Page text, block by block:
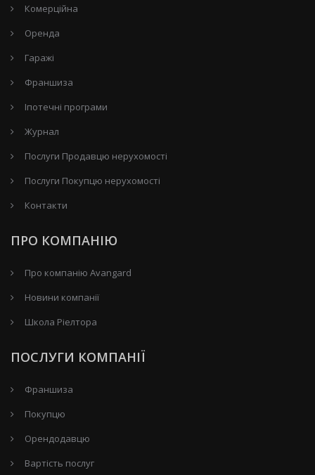
Комерційна
Оренда
Гаражі
Франшиза
Іпотечні програми
Журнал
Послуги Продавцю нерухомості
Послуги Покупцю нерухомості
Контакти
ПРО КОМПАНІЮ
Про компанію Avangard
Новини компанії
Школа Ріелтора
ПОСЛУГИ КОМПАНІЇ
Франшиза
Покупцю
Орендодавцю
Вартість послуг